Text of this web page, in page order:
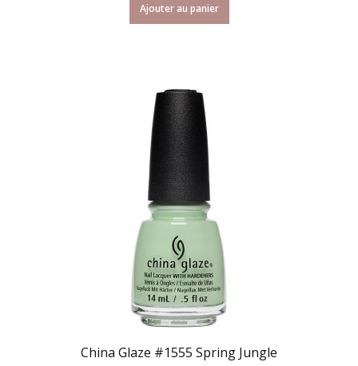
Ajouter au panier
China Glaze #1555 Spring Jungle